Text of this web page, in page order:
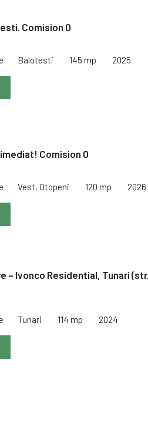
Comision 0
Balotesti 145 mp 2025
Comision 0
Vest, Otopeni 120 mp 2026
– Ivonco Residential, Tunari (str.
Tunari 114 mp 2024